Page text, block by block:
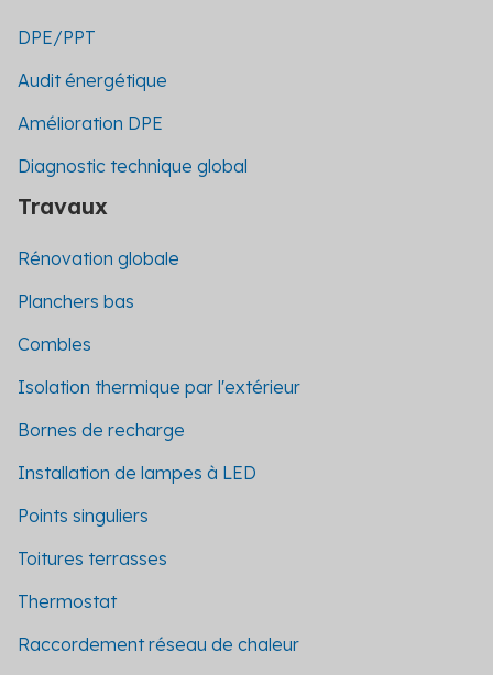
DPE/PPT
Audit énergétique
Amélioration DPE
Diagnostic technique global
Travaux
Rénovation globale
Planchers bas
Combles
Isolation thermique par l'extérieur
Bornes de recharge
Installation de lampes à LED
Points singuliers
Toitures terrasses
Thermostat
Raccordement réseau de chaleur